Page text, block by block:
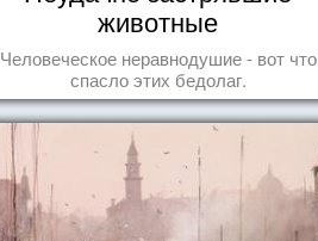
животные
Человеческое неравнодушие - вот что
спасло этих бедолаг.